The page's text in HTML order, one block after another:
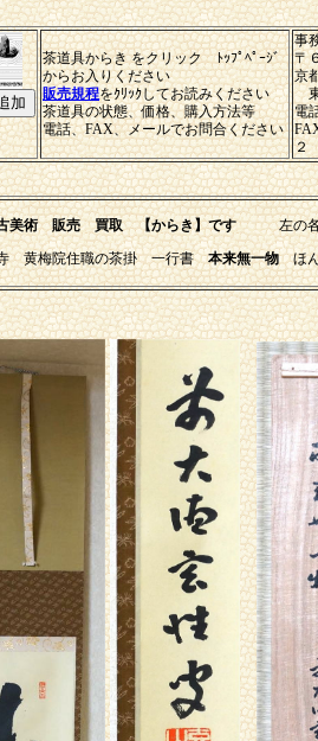
美術 販売 買取 【からき】です左の各項
黄梅院住職の茶掛 一行書本来無一物ほん
茶道具からき をクリック ﾄｯﾌﾟﾍﾟｰｼﾞ
からお入りください
販売規程をｸﾘｯｸしてお読みください
茶道具の状態、価格、購入方法等
電話、FAX、メールでお問合ください
事
〒
京
東
電
２